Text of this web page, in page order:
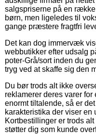
salgspriserne på en
børn, men ligeledes til
gange præstere fragtfri
Det kan dog immervæk
webbutikker efter udsalg
poter-Grå/sort inden du
tryg ved at skaffe sig den
Du bør trods alt ikke
reklamerer deres varer
enormt tiltalende, så er
karakteristika der viser
Kortbestillinger er trods
støtter dig som kunde